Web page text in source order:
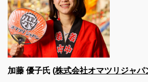
加藤 優子氏 (株式会社オマツリジャパ